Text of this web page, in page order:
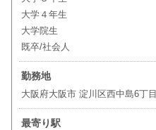
大学４年生
大学院生
既卒/社会人
勤務地
大阪府大阪市 淀川区西中島6丁
最寄り駅